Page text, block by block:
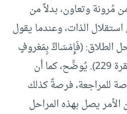
مُرونة وتعاون، بدلاً من
الذات، وعندما يقول
الطلاق: (فَإِمْسَاكٌ بِمَعْروفٍ
أَوْ تَسْرِيحٌ بِإِحْسَانٍ) (البقرة 229). يُوضِّح، كما أن
للمراجعة، فرصةٌ كذلك
الأمر يصل بهذه المراحل